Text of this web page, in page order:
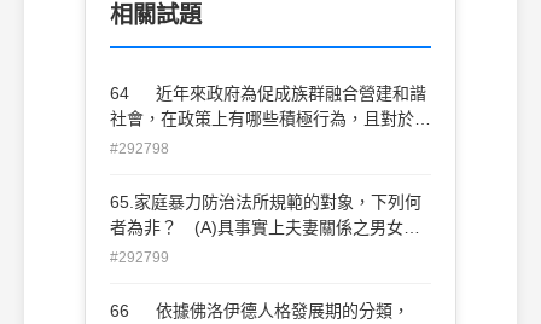
相關試題
64 近年來政府為促成族群融合營建和諧
社會，在政策上有哪些積極行為，且對於增
進臺灣的內部族群和諧有實質的意義？
於少數民族居住地設置原住民自治區 (C)
明訂各族群語言與國語併列為官方語言
#292798
65.家庭暴力防治法所規範的對象，下列何
者為非？ (A)具事實上夫妻關係之男女
(B)四等親內之旁系血親 (C)親家與親家之
#292799
66 依據佛洛伊德人格發展期的分類，